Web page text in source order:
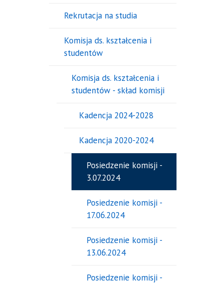
Rekrutacja na studia
Komisja ds. kształcenia i
studentów
Komisja ds. kształcenia i
studentów - skład komisji
Kadencja 2024-2028
Kadencja 2020-2024
Posiedzenie komisji -
3.07.2024
Posiedzenie komisji -
17.06.2024
Posiedzenie komisji -
13.06.2024
Posiedzenie komisji -